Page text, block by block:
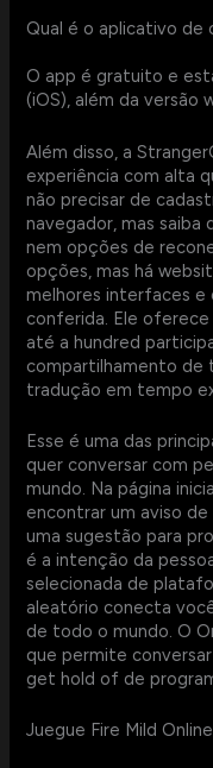
Qual é o aplicativo de
O app é gratuito e
(iOS), além da versão
Além disso, a
experiência com alta
não precisar de
navegador, mas saiba
nem opções de
opções, mas há
melhores interfaces e
conferida. Ele
até a hundred
compartilhamento de
tradução em tempo
Esse é uma das
quer conversar com
mundo. Na página
encontrar um aviso
uma sugestão para
é a intenção da
selecionada de
aleatório conecta
de todo o mundo. O
que permite
get hold of de
Juegue Fire Mild